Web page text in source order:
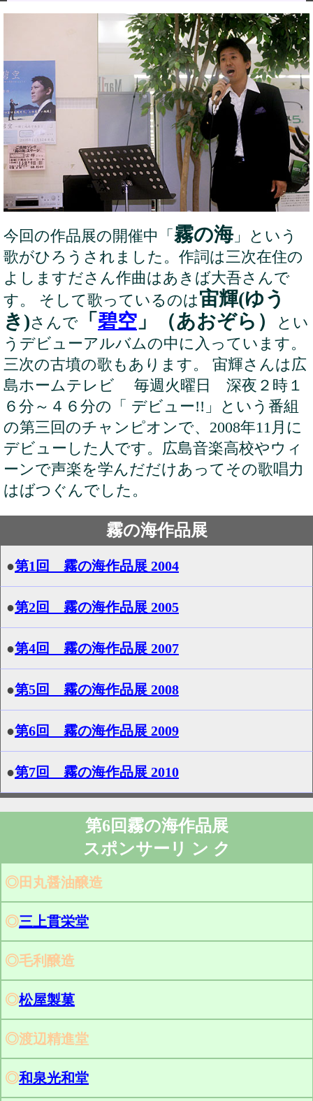
今回の作品展の開催中「 霧の海」という
歌がひろうされました。作詞は三次在住の
よしますださん作曲はあきば大吾さんで
す。 そして歌っているのは宙輝(ゆう
き)さんで 「 碧空 」（あおぞら）
とい
うデビューアルバムの中に入っています。
三次の古墳の歌もあります。 宙輝さんは広
島ホームテレビ 毎週火曜日 深夜２時１
６分～４６分の「 デビュー!!」という番組
の第三回のチャンピオンで、2008年11月に
デビューした人です。広島音楽高校やウィ
ーンで声楽を学んだだけあってその歌唱力
はばつぐんでした。
霧の海作品展
●第1回 霧の海作品展 2004
●第2回 霧の海作品展 2005
●第4回 霧の海作品展 2007
●第5回 霧の海作品展 2008
●第6回 霧の海作品展 2009
●第7回 霧の海作品展 2010
第6回霧の海作品展
スポンサーリ ン ク
◎田丸醤油醸造
◎三上貫栄堂
◎毛利醸造
◎松屋製菓
◎渡辺精進堂
◎和泉光和堂